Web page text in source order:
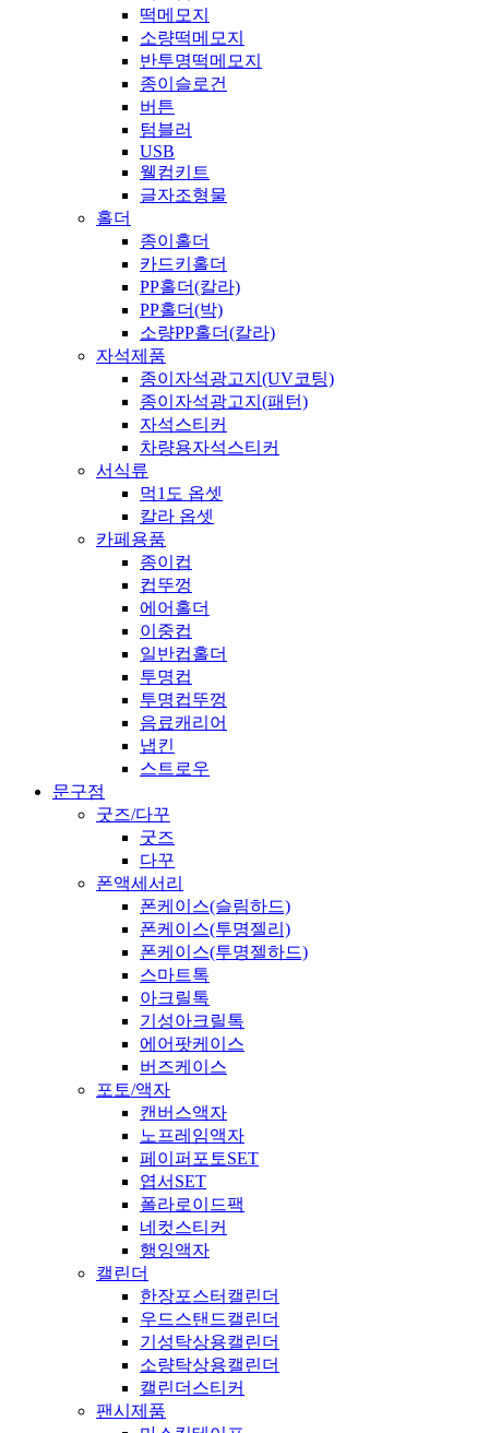
떡메모지
소량떡메모지
반투명떡메모지
종이슬로건
버튼
텀블러
USB
웰컴키트
글자조형물
홀더
종이홀더
카드키홀더
PP홀더(칼라)
PP홀더(박)
소량PP홀더(칼라)
자석제품
종이자석광고지(UV코팅)
종이자석광고지(패턴)
자석스티커
차량용자석스티커
서식류
먹1도 옵셋
칼라 옵셋
카페용품
종이컵
컵뚜껑
에어홀더
이중컵
일반컵홀더
투명컵
투명컵뚜껑
음료캐리어
냅킨
스트로우
문구점
굿즈/다꾸
굿즈
다꾸
폰액세서리
폰케이스(슬림하드)
폰케이스(투명젤리)
폰케이스(투명젤하드)
스마트톡
아크릴톡
기성아크릴톡
에어팟케이스
버즈케이스
포토/액자
캔버스액자
노프레임액자
페이퍼포토SET
엽서SET
폴라로이드팩
네컷스티커
행잉액자
캘린더
한장포스터캘린더
우드스탠드캘린더
기성탁상용캘린더
소량탁상용캘린더
캘린더스티커
팬시제품